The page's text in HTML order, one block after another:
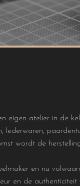
eigen atelier in de
lederwaren,
wordt de
en nu
en de